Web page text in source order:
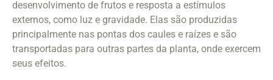
desenvolvimento de frutos e resposta a estímulos
externos, como luz e gravidade. Elas são produzidas
principalmente nas pontas dos caules e raízes e são
transportadas para outras partes da planta, onde exercem
seus efeitos.